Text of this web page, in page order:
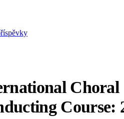
Choral
Course: